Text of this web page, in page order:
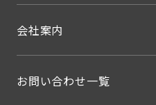
会社案内
お問い合わせ一覧